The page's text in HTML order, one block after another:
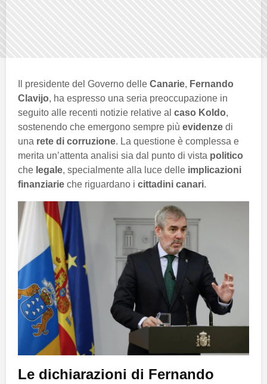
Il presidente del Governo delle Canarie, Fernando
Clavijo, ha espresso una seria preoccupazione in
seguito alle recenti notizie relative al caso Koldo,
sostenendo che emergono sempre più evidenze di
una rete di corruzione. La questione è complessa e
merita un’attenta analisi sia dal punto di vista politico
che legale, specialmente alla luce delle implicazioni
finanziarie che riguardano i cittadini canari.
Le dichiarazioni di Fernando